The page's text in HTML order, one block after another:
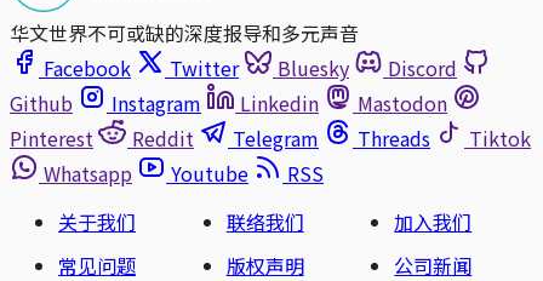
华文世界不可或缺的深度报导和多元声音
Facebook
Twitter Bluesky
Discord
Github
Instagram Linkedin
Mastodon
Pinterest
Reddit Telegram Threads
Tiktok
Whatsapp
Youtube
RSS
关于我们
联络我们
加入我们
常见问题
版权声明
公司新闻